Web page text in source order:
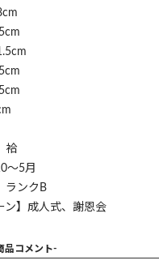
袷
～5月
ランクB
ン】成人式、謝恩会
品コメント-